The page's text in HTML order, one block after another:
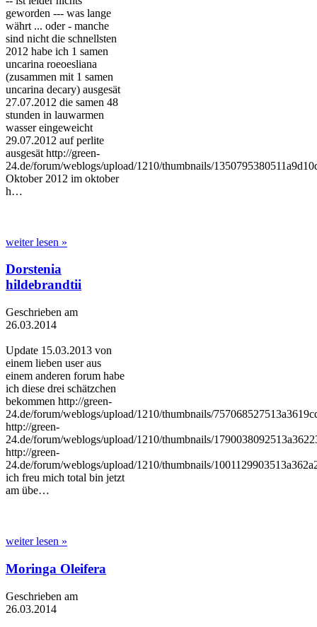
geworden --- was lange
währt ... oder - manche
sind nicht die schnellsten
2012 habe ich 1 samen
uncarina roeoesliana
(zusammen mit 1 samen
uncarina decary) ausgesät
27.07.2012 die samen 48
stunden in lauwarmen
wasser eingeweicht
29.07.2012 auf perlite
ausgesät http://green-
24.de/forum/weblogs/upload/1210/thumbnails/
Oktober 2012 im oktober
h…
weiter lesen »
Dorstenia
hildebrandtii
Geschrieben am
26.03.2014
Update 15.03.2013 von
einem lieben user aus
einem anderen forum habe
ich diese drei schätzchen
bekommen http://green-
24.de/forum/weblogs/upload/1210/thumbnails/
http://green-
24.de/forum/weblogs/upload/1210/thumbnails/
http://green-
24.de/forum/weblogs/upload/1210/thumbnails/
ich freu mich total bin jetzt
am übe…
weiter lesen »
Moringa Oleifera
Geschrieben am
26.03.2014